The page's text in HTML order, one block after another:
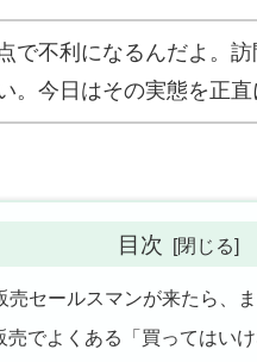
で不利になるんだよ。
。今日はその実態を正直
目次
売セールスマンが来たら、
でよくある「買ってはいけ